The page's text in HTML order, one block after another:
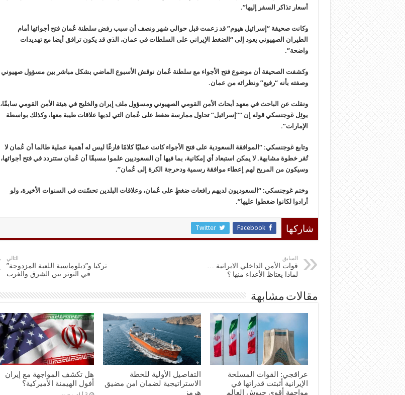
أسعار تذاكر السفر إليها”.
وكانت صحيفة “إسرائيل هيوم” قد زعمت قبل حوالي شهر ونصف أن سبب رفض سلطنة عُمان فتح أجوائها أمام
الطيران الصهيوني يعود إلى “الضغط الإيراني على السلطات في عمان، الذي قد يكون ترافق أيضا مع تهديدات
واضحة”.
وكشفت الصحيفة أن موضوع فتح الأجواء مع سلطنة عُمان نوقش الأسبوع الماضي بشكل مباشر بين مسؤول صهيوني
وصفته بأنه “رفيع” ونظرائه من عمان.
ونقلت عن الباحث في معهد أبحاث الأمن القومي الصهيوني ومسؤول ملف إيران والخليج في هيئة الأمن القومي سابقًا،
يوئِل غوجنسكي قوله إن “”إسرائيل” تحاول ممارسة ضغط على عُمان التي لديها علاقات طيبة معها، وكذلك بواسطة
الإمارات”.
وتابع غوجنسكي: “الموافقة السعودية على فتح الأجواء كانت عمليًا كلامًا فارغًا ليس له أهمية عملية طالما أن عُمان لا
تُقر خطوة مشابهة. لا يمكن استبعاد أي إمكانية، بما فيها أن السعوديين علموا مسبقًا أن عُمان ستتردد في فتح أجوائها،
وسيكون من المريح لهم إعطاء موافقة رسمية ودحرجة الكرة إلى عُمان”.
وختم غوجنسكي: “السعوديون لديهم رافعات ضغطٍ على عُمان، وعلاقات البلدين تحسّنت في السنوات الأخيرة، ولو
أرادوا لكانوا ضغطوا عليها”.
شاركها Facebook
Twitter
السابق
قوات الأمن الداخلي الايرانية …
لماذا يغتاظ الأعداء منها ؟
التالي
تركيا و”دبلوماسية اللعبة المزدوجة”
في التوتر بين الشرق والغرب
مقالات مشابهة
عراقجي: القوات المسلحة
الإيرانية أثبتت قدراتها في
مواجهة أقوى جيوش العالم
التفاصيل الأولية للخطة
الاستراتيجية لضمان امن مضيق
هرمز
هل تكشف المواجهة مع إيران
أفول الهيمنة الأميركية؟